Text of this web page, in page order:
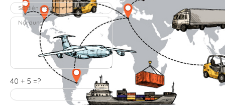
40 + 5 =?